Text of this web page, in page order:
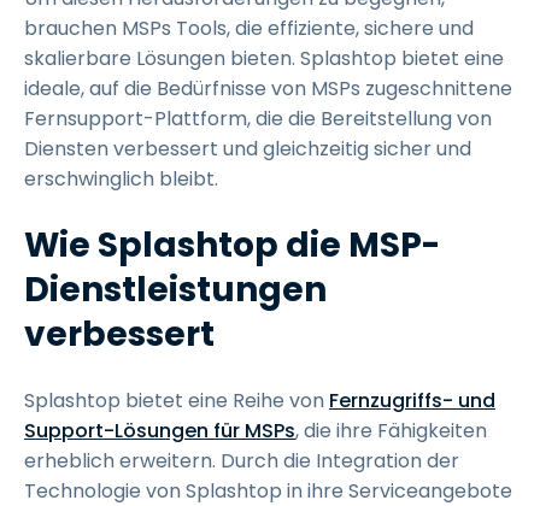
brauchen MSPs Tools, die effiziente, sichere und
skalierbare Lösungen bieten. Splashtop bietet eine
ideale, auf die Bedürfnisse von MSPs zugeschnittene
Fernsupport-Plattform, die die Bereitstellung von
Diensten verbessert und gleichzeitig sicher und
erschwinglich bleibt.
Wie Splashtop die MSP-
Dienstleistungen
verbessert
Splashtop bietet eine Reihe von Fernzugriffs- und
Support-Lösungen für MSPs, die ihre Fähigkeiten
erheblich erweitern. Durch die Integration der
Technologie von Splashtop in ihre Serviceangebote